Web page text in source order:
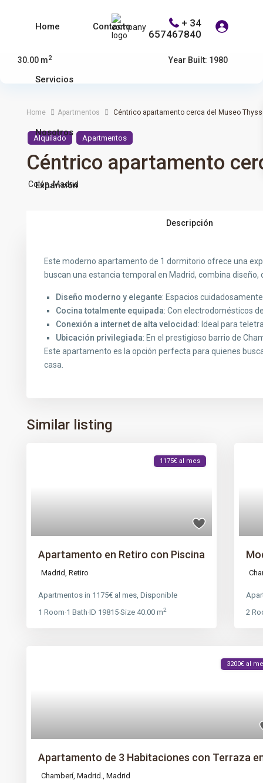
Home
Servicios
Nosotros
Expansión
Contacto
+ 34
657467840
26 de July de 2025
1 Bedrooms 1 Bathrooms
30.00 m2 Year Built: 1980
Home Apartmentos Céntrico apartamento cerca del Museo
Alquilado Apartmentos
Céntrico apartamento
Colón,Madrid
Descripción
Este moderno apartamento de 1 dormitorio ofrece una
buscan una estancia temporal en Madrid, combina
Diseño moderno y elegante: Espacios
Cocina totalmente equipada: Con electrodomésticos
Conexión a internet de alta velocidad : Ideal para
Ubicación privilegiada: En el prestigioso barrio de
Este apartamento es la opción perfecta para quienes
casa.
Similar listing
1175€ al mes
Apartamento en Retiro con Piscina
Madrid,Retiro
Apartmentos in 1175€ al mes,Disponible
1 Room·1 Bath·ID 19815·Size 40.00 m2
2
3200€ al
Apartamento de 3 Habitaciones con Terraza
Chamberí, Madrid.,Madrid